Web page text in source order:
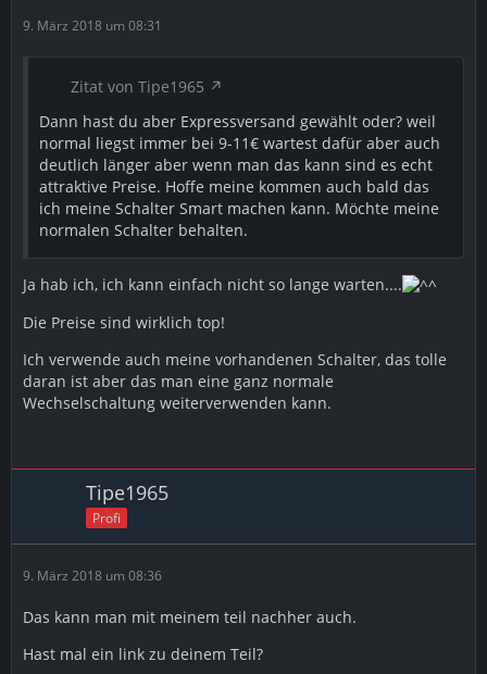
9. März 2018 um 08:31
Zitat von Tipe1965
Dann hast du aber Expressversand gewählt oder? weil
normal liegst immer bei 9-11€ wartest dafür aber auch
deutlich länger aber wenn man das kann sind es echt
attraktive Preise. Hoffe meine kommen auch bald das
ich meine Schalter Smart machen kann. Möchte meine
normalen Schalter behalten.
Ja hab ich, ich kann einfach nicht so lange warten....
Die Preise sind wirklich top!
Ich verwende auch meine vorhandenen Schalter, das tolle
daran ist aber das man eine ganz normale
Wechselschaltung weiterverwenden kann.
Tipe1965
Profi
9. März 2018 um 08:36
Das kann man mit meinem teil nachher auch.
Hast mal ein link zu deinem Teil?